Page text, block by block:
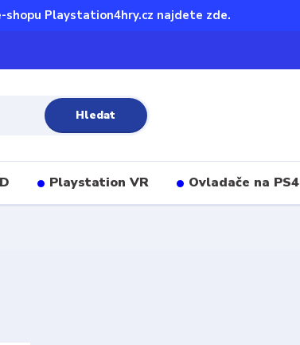
shopu Playstation4hry.cz najdete zde.
Hledat
Playstation VR Ovladače na PS4